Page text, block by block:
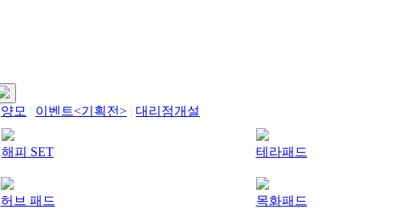
양모 | 이벤트<기획전> | 대리점개설
해피 SET 테라패드
허브 패드 목화패드